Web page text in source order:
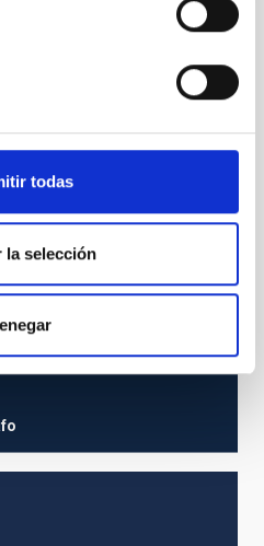
todas
la selección